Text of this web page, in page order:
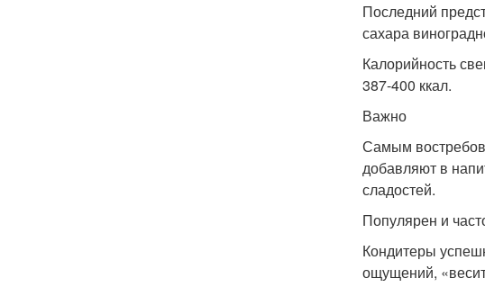
Последний
сахара
Калорийность
387-400 ккал.
Важно
Самым
добавляют в
сладостей.
Популярен и
Кондитеры
ощущений,